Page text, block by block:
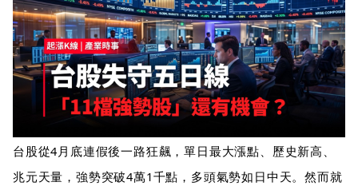
台股從4月底連假後一路狂飆，單日最大漲點、歷史新高、
兆元天量，強勢突破4萬1千點，多頭氣勢如日中天。然而就